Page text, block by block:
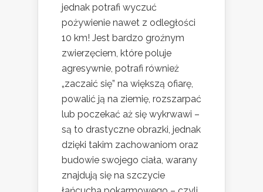
jednak potrafi wyczuć
pożywienie nawet z odległości
10 km! Jest bardzo groźnym
zwierzęciem, które poluje
agresywnie, potrafi również
„zaczaić się” na większą ofiarę,
powalić ją na ziemię, rozszarpać
lub poczekać aż się wykrwawi –
są to drastyczne obrazki, jednak
dzięki takim zachowaniom oraz
budowie swojego ciała, warany
znajdują się na szczycie